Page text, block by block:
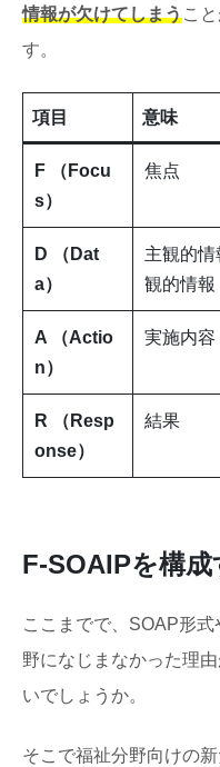
情報が欠けてしまうこ
す。
項目 意味
F （Focu
s）
焦点
D （Dat
a）
主観的情
観的情報
A （Actio
n）
実施内容
R （Resp
onse）
結果
F-SOAIPを構成
ここまでで、SOAP形
野になじまなかった理
いでしょうか。
そこで福祉分野向けの